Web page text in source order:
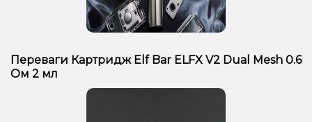
Переваги Картридж Elf Bar ELFX V2 Dual Mesh 0.6
Ом 2 мл